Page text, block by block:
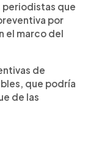
periodistas que
por
el marco del
de
que podría
de las